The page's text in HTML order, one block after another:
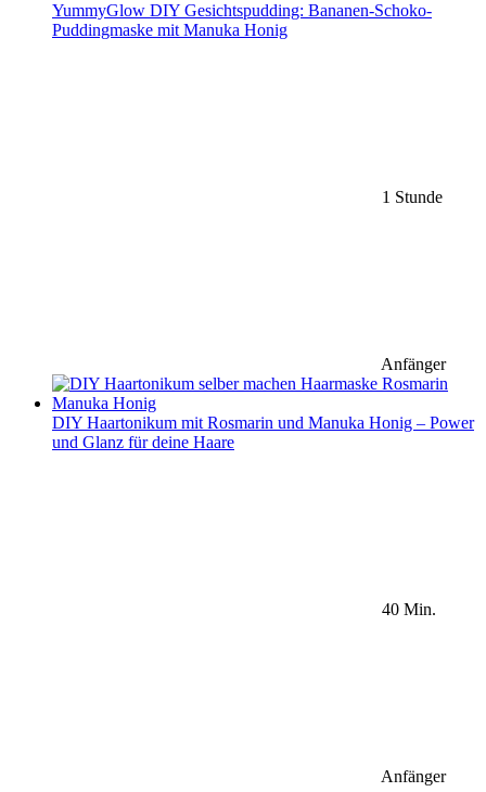
YummyGlow DIY Gesichtspudding: Bananen-Schoko-
Puddingmaske mit Manuka Honig
1 Stunde
Anfänger
DIY Haartonikum mit Rosmarin und Manuka Honig – Power
und Glanz für deine Haare
40 Min.
Anfänger